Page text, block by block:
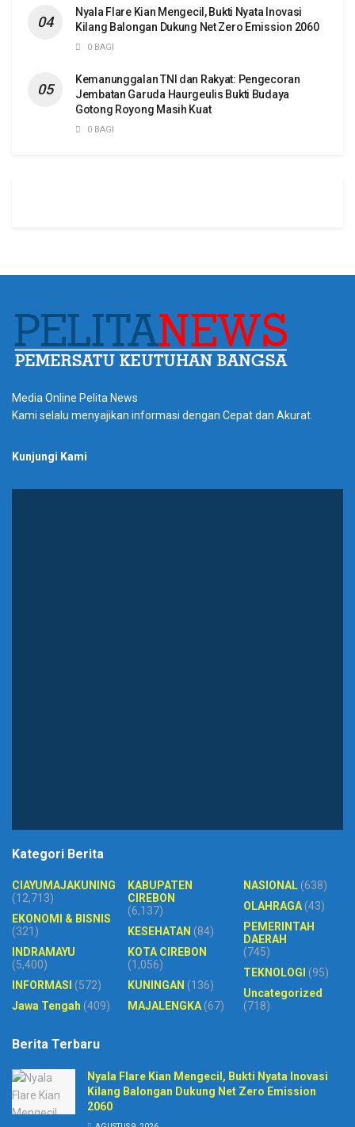
Nyala Flare Kian Mengecil, Bukti Nyata Inovasi
Kilang Balongan Dukung Net Zero Emission 2060
0 BAGI
Kemanunggalan TNI dan Rakyat: Pengecoran
Jembatan Garuda Haurgeulis Bukti Budaya
Gotong Royong Masih Kuat
0 BAGI
Media Online Pelita News
Kami selalu menyajikan informasi dengan Cepat dan Akurat.
Kunjungi Kami
Kategori Berita
CIAYUMAJAKUNING
(12,713)
EKONOMI & BISNIS
(321)
INDRAMAYU
(5,400)
INFORMASI (572)
Jawa Tengah (409)
KABUPATEN
CIREBON
(6,137)
KESEHATAN (84)
KOTA CIREBON
(1,056)
KUNINGAN (136)
MAJALENGKA(67)
NASIONAL(638)
OLAHRAGA(43)
PEMERINTAH
DAERAH
(745)
TEKNOLOGI (95)
Uncategorized
(718)
Berita Terbaru
Nyala Flare Kian Mengecil, Bukti Nyata Inovasi
Kilang Balongan Dukung Net Zero Emission
2060